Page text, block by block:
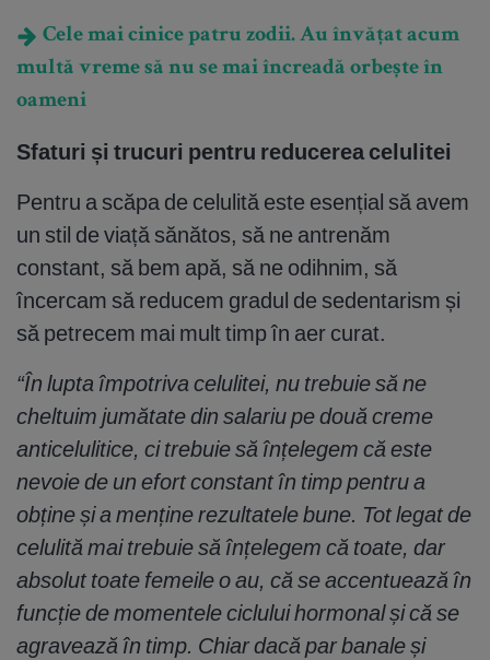
Cele mai cinice patru zodii. Au învățat acum
multă vreme să nu se mai încreadă orbește în
oameni
Sfaturi și trucuri pentru reducerea celulitei
Pentru a scăpa de celulită este esențial să avem
un stil de viață sănătos, să ne antrenăm
constant, să bem apă, să ne odihnim, să
încercam să reducem gradul de sedentarism și
să petrecem mai mult timp în aer curat.
“În lupta împotriva celulitei, nu trebuie să ne
cheltuim jumătate din salariu pe două creme
anticelulitice, ci trebuie să înțelegem că este
nevoie de un efort constant în timp pentru a
obține și a menține rezultatele bune. Tot legat de
celulită mai trebuie să înțelegem că toate, dar
absolut toate femeile o au, că se accentuează în
funcție de momentele ciclului hormonal și că se
agravează în timp. Chiar dacă par banale și